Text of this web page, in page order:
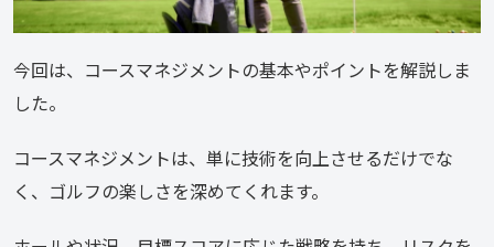
今回は、コースマネジメントの基本やポイントを解説しま
した。
コースマネジメントは、単に技術を向上させるだけでな
く、ゴルフの楽しさを深めてくれます。